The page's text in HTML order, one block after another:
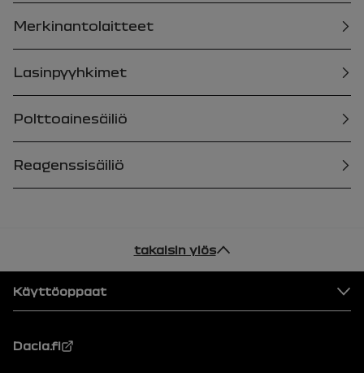
Merkinantolaitteet
Lasinpyyhkimet
Polttoainesäiliö
Reagenssisäiliö
takaisin ylös
Alatunniste
Käyttöoppaat
Dacia.fi